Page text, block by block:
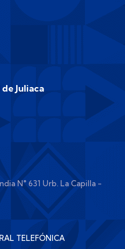
Juliaca
N° 631 Urb. La Capilla -
TELEFÓNICA